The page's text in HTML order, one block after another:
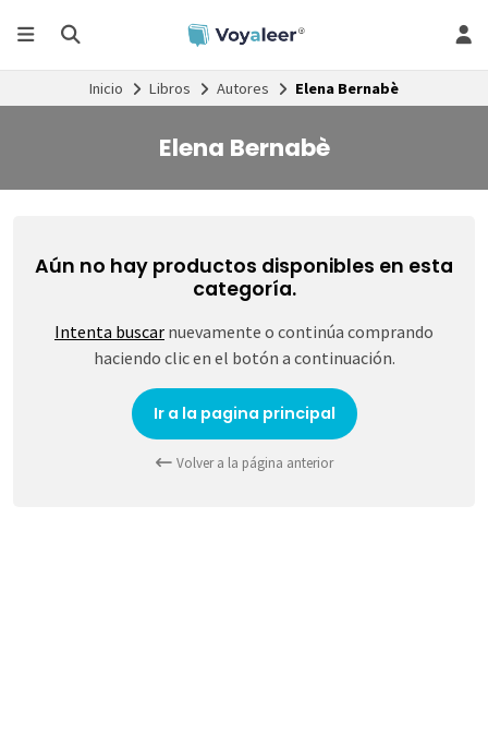
Inicio Libros Autores Elena Bernabè
Elena Bernabè
Aún no hay productos disponibles en esta
categoría.
Intenta buscar nuevamente o continúa comprando
haciendo clic en el botón a continuación.
Ir a la pagina principal
Volver a la página anterior